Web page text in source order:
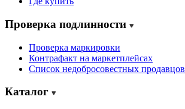
Проверка подлинности
Проверка маркировки
Контрафакт на маркетплейсах
Cписок недобросовестных продавцов
Каталог